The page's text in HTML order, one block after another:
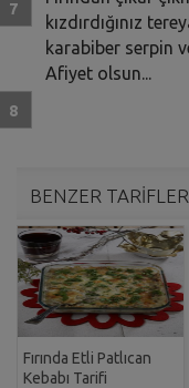
kızdırdığınız
karabiber serpin
Afiyet olsun...
BENZER TARİFLER
Fırında Etli Patlıcan
Kebabı Tarifi